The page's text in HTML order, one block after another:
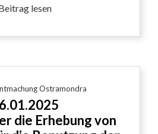
lesen
Ostramondra
die Erhebung von